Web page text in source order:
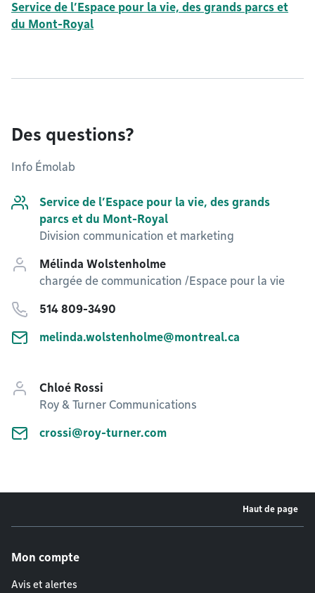
Service de l’Espace pour la vie, des grands parcs et
du Mont-Royal
Des questions?
Info Émolab
Service de l’Espace pour la vie, des grands
parcs et du Mont-Royal
Division communication et marketing
Mélinda Wolstenholme
chargée de communication /Espace pour la vie
514 809-3490
melinda.wolstenholme@montreal.ca
Chloé Rossi
Roy & Turner Communications
crossi@roy-turner.com
Haut de page
Mon compte
Avis et alertes